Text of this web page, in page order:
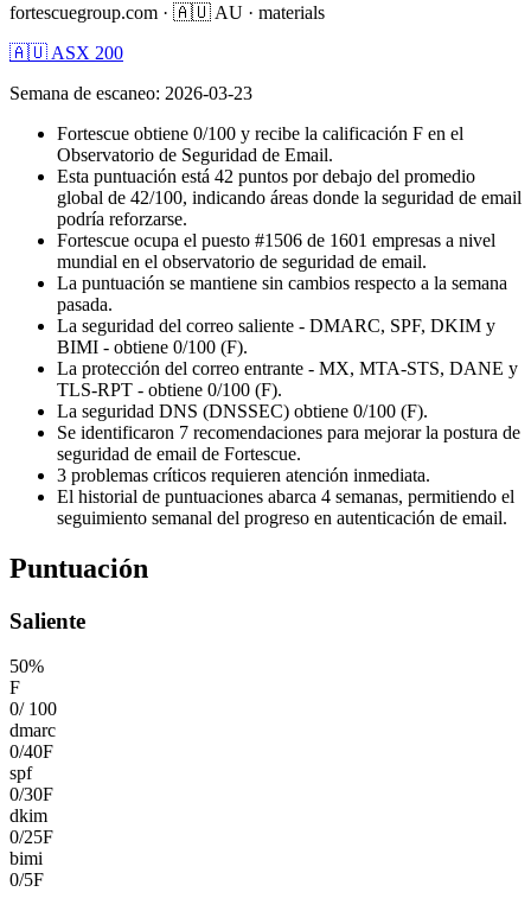
fortescuegroup.com · 🇦🇺 AU · materials
🇦🇺 ASX 200
Semana de escaneo: 2026-03-23
Fortescue obtiene 0/100 y recibe la calificación F en el
Observatorio de Seguridad de Email.
Esta puntuación está 42 puntos por debajo del promedio
global de 42/100, indicando áreas donde la seguridad de email
podría reforzarse.
Fortescue ocupa el puesto #1506 de 1601 empresas a nivel
mundial en el observatorio de seguridad de email.
La puntuación se mantiene sin cambios respecto a la semana
pasada.
La seguridad del correo saliente - DMARC, SPF, DKIM y
BIMI - obtiene 0/100 (F).
La protección del correo entrante - MX, MTA-STS, DANE y
TLS-RPT - obtiene 0/100 (F).
La seguridad DNS (DNSSEC) obtiene 0/100 (F).
Se identificaron 7 recomendaciones para mejorar la postura de
seguridad de email de Fortescue.
3 problemas críticos requieren atención inmediata.
El historial de puntuaciones abarca 4 semanas, permitiendo el
seguimiento semanal del progreso en autenticación de email.
Puntuación
Saliente
50%
F
0/ 100
dmarc
0/40F
spf
0/30F
dkim
0/25F
bimi
0/5F